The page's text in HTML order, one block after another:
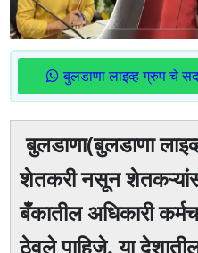
बुलडाणा लाइव्ह ग्रुप चे
बुलडाणा(बुलडाणा
शेतकरी नसून
बँकातील अधिकारी
ठेवले पाहिजे. या